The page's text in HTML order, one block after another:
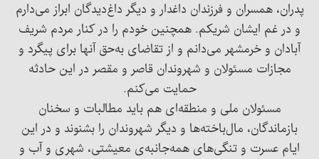
پدران، همسران و فرزندان داغدار و دیگر داغ‌دیدگان ‌ابراز می‌دارم
و در غم ایشان شریکم. همچنین خودم را در کنار مردم شریف
آبادان و خرمشهر می‌دانم و از تقاضای به‌حق آنها برای پیگرد و
مجازات مسئولان و شهروندان قاصر و مقصر در این حادثه
حمایت می‌کنم.
مسئولان ملی و منطقه‌ای هم باید مطالبات و سخنان
بازماندگان، مال‌باخته‌ها و دیگر شهروندان را بشنوند و در این
ایام عسرت و تنگی‌های همه‌جانبه‌ی معیشتی، شهری و آب و